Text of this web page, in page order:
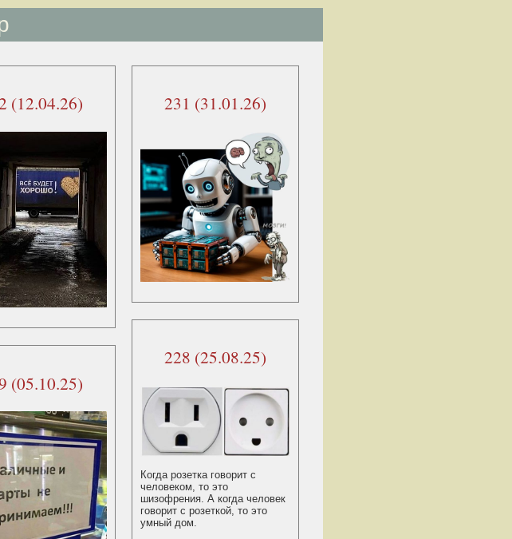
(12.04.26)
(05.10.25)
231 (31.01.26)
228 (25.08.25)
Когда розетка говорит с
человеком, то это
шизофрения. А когда человек
говорит с розеткой, то это
умный дом.